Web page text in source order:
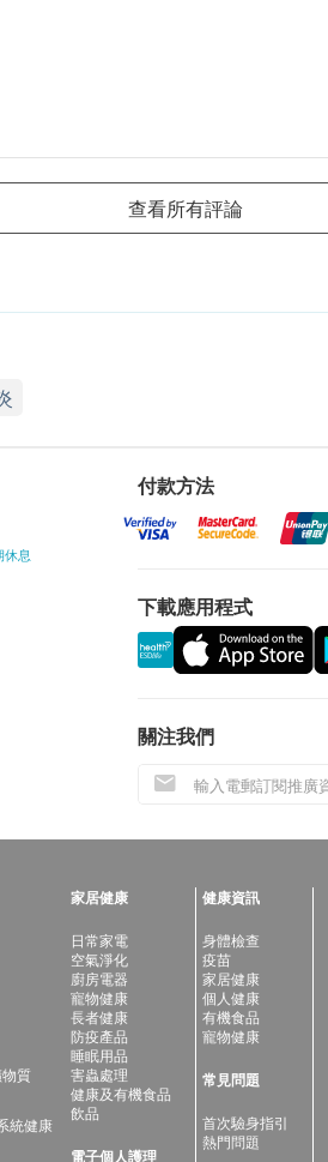
查看所有評論
休息
付款方法
下載應用程式
關注我們
質
統健康
家居健康
日常家電
空氣淨化
廚房電器
寵物健康
長者健康
防疫產品
睡眠用品
害蟲處理
健康及有機食品
飲品
電子個人護理
健康資訊
身體檢查
疫苗
家居健康
個人健康
有機食品
寵物健康
常見問題
首次驗身指引
熱門問題